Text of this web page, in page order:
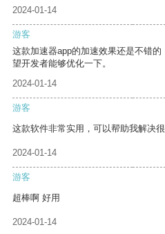
2024-01-14
游客
这款加速器app的加速效果还是不错
望开发者能够优化一下。
2024-01-14
游客
这款软件非常实用，可以帮助我解决很
2024-01-14
游客
超棒啊 好用
2024-01-14